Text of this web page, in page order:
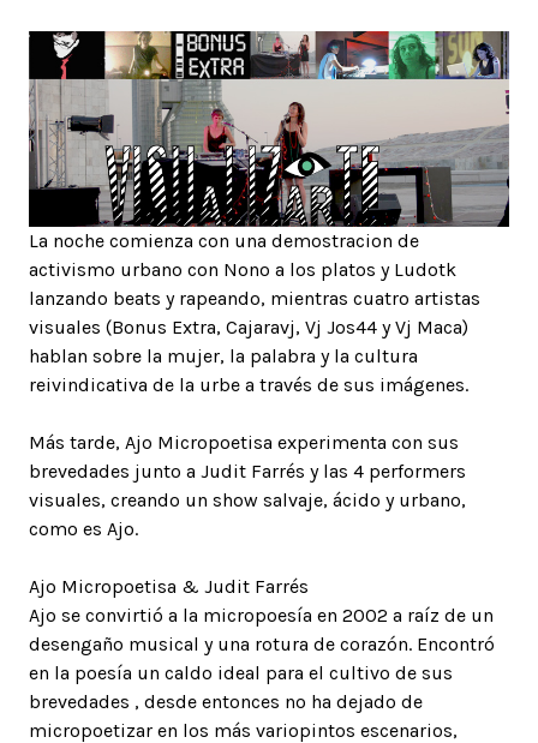
La noche comienza con una demostracion de
activismo urbano con Nono a los platos y Ludotk
lanzando beats y rapeando, mientras cuatro artistas
visuales (Bonus Extra, Cajaravj, Vj Jos44 y Vj Maca)
hablan sobre la mujer, la palabra y la cultura
reivindicativa de la urbe a través de sus imágenes.
Más tarde, Ajo Micropoetisa experimenta con sus
brevedades junto a Judit Farrés y las 4 performers
visuales, creando un show salvaje, ácido y urbano,
como es Ajo.
Ajo Micropoetisa & Judit Farrés
Ajo se convirtió a la micropoesía en 2002 a raíz de un
desengaño musical y una rotura de corazón. Encontró
en la poesía un caldo ideal para el cultivo de sus
brevedades , desde entonces no ha dejado de
micropoetizar en los más variopintos escenarios,